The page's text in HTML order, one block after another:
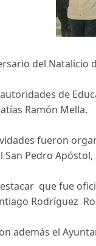
del Natalicio
de
Ramón Mella.
fueron
San Pedro
que fue
Rodríguez
además el